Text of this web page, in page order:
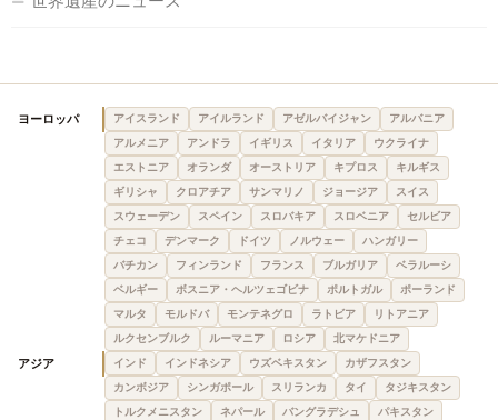
ヨーロッパ アイスランド アイルランド アゼルバイジャン
アルバニア
アルメニア
アンドラ イギリス イタリア
ウクライナ
エストニア
オランダ オーストリア キプロス
キルギス
ギリシャ
クロアチア サンマリノ ジョージア
スイス
スウェーデン
スペイン スロバキア スロベニア
セルビア
チェコ
デンマーク ドイツ ノルウェー
ハンガリー
バチカン
フィンランド フランス ブルガリア
ベラルーシ
ベルギー
ボスニア・ヘルツェゴビナ ポルトガル
ポーランド
マルタ
モルドバ モンテネグロ ラトビア
リトアニア
ルクセンブルク
ルーマニア ロシア 北マケドニア
アジア インド インドネシア ウズベキスタン
カザフスタン
カンボジア
シンガポール スリランカ タイ
タジキスタン
トルクメニスタン
ネパール バングラデシュ
パキスタン